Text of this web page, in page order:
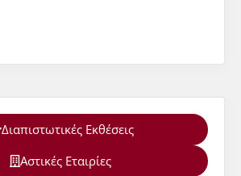
Διαπιστωτικές Εκθέσεις
Αστικές Εταιρίες